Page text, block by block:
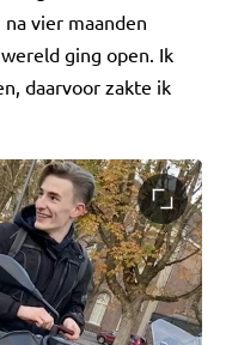
vier maanden
ging open. Ik
daarvoor zakte ik